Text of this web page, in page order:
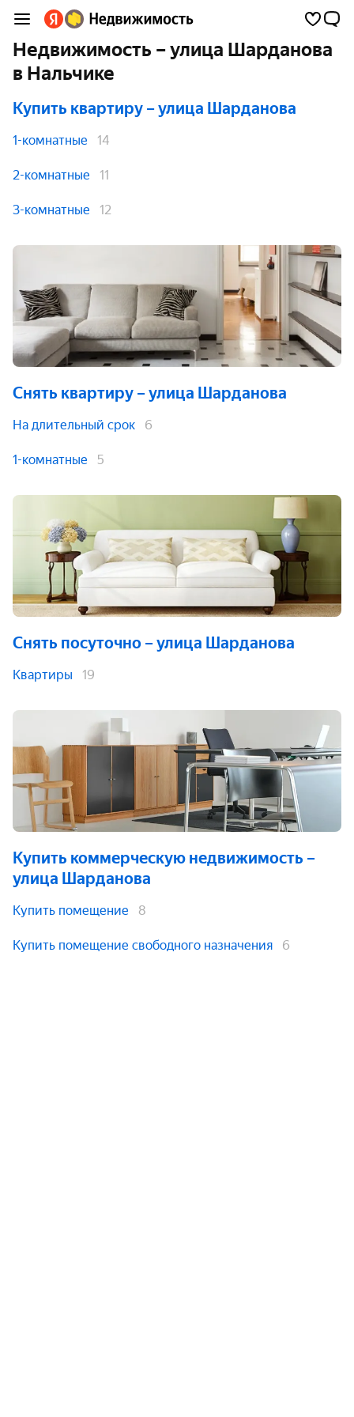
Недвижимость – улица Шарданова
в Нальчике
Купить квартиру – улица Шарданова
1-комнатные 14
2-комнатные 11
3-комнатные 12
Снять квартиру – улица Шарданова
На длительный срок 6
1-комнатные 5
Снять посуточно – улица Шарданова
Квартиры 19
Купить коммерческую недвижимость –
улица Шарданова
Купить помещение 8
Купить помещение свободного назначения 6